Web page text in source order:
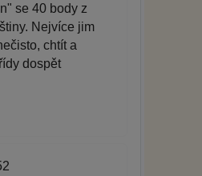
se 40 body z
Nejvíce jim
chtít a
dospět